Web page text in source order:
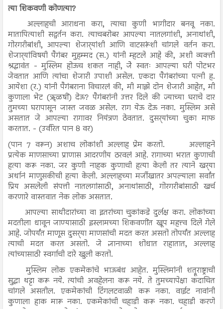
त्या शिकवणी कोणत्या?
अल्लाहची आराधना करा, त्याचा कुणी भागीदार बनवू नका.
मातापित्याशी सद्वर्तन करा. त्याचबरोबर आपल्या नातलगांशी, अनाथांशी,
गोरगरीबांशी, आपल्या शेजार्‍यांशी आणि वाटसरूंशी चांगले वर्तन करा.
शेजार्‍यांविषयी पैगंबर मुहम्मद (स.) यांनी म्हटले आहे की, अशी व्यक्ती
श्रद्धावंत - मुस्लिम होऊच शकत नाही, जेे स्वतः आपल्या घरी पोटभर
जेवतात आणि त्यांचा शेजारी उपाशी असेल. एकदा पैगंबरांच्या पत्नी ह.
आयेशा (र.) यांनी पैगंबराना विचारलं की, मी माझे दोन शेजारी आहेत, मी
कुणाला भेट (ॠळषीं) देऊ? पैगंबरांनी उत्तर दिले की ज्याच्या घराचे दार
तुमच्या घरापासून जास्त जवळ असेल. राग येऊ देऊ नका. मुस्लिम असे
असतात जे आपल्या रागावर नियंत्रण ठेवतात. दुसर्‍यांच्या चुका माफ
करतात. - (उर्वरित पान 8 वर)
(पान 7 वरून) अशाच लोकांशी अल्लाह प्रेम करतो.
अल्लाहने
प्रत्येक माणसाच्या प्राणास आदरणीय ठरवलं आहे. रागाच्या भरात कुणाची
हत्या करू नका. जर कुणी नाहक कुणाची हत्या केली तर त्याने खर्‍या
अर्थानं माणुसकीची हत्या केली. अल्लाहच्या मर्जीखातर अपल्याला सर्वांत
प्रिय असलेली संपत्ती नातलगांसाठी, अनाथांसाठी, गोरगरीबांसाठी खर्च
करणारे वास्तवात नेक लोक असतात.
आपल्या साथीदारांच्या वा इतरांच्या चुकांकडे दुर्लक्ष करा. लोकांच्या
मदतीला धावून जाण्यासाठी इस्लामच्या शिकवणींत खूप महत्त्व दिले गेले
आहे. जोपर्यंत माणूस दुसर्‍या माणसांची मदत करत असतो तोपर्यंत अल्लाह
त्याची मदत करत असतो. जे ज्ञानाच्या शोधात राहातात, अल्लाह
त्यांच्यासाठी स्वर्गाची दारे खुली करतो.
मुस्लिम लोक एकमेकांचे भाऊबंध आहेत. मुस्लिमांनी शत्रूराष्ट्राची
सुद्धा थट्टा करू नये. त्यांची अवहेलना करू नये. ते तुमच्यापेक्षा कदाचित
चांगले असतील. एकमेकांची टिंगलटवाळी करू नका. वाईट नावांनी
कुणाला हाक मारू नका. एकमेकांची चहाडी करू नका. चहाडी करणे